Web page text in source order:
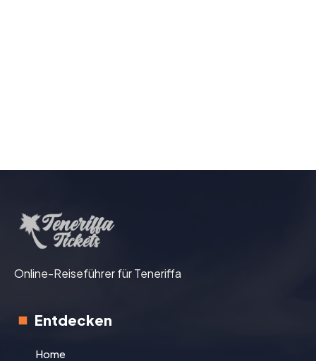
Online-Reiseführer für Teneriffa
Entdecken
Home